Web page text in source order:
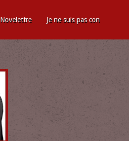
Novelettre Je ne suis pas con